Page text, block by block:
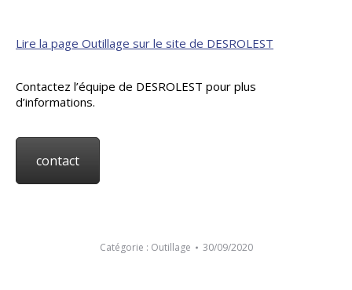
Lire la page Outillage sur le site de DESROLEST
Contactez l’équipe de DESROLEST pour plus
d’informations.
contact
Catégorie : Outillage 30/09/2020